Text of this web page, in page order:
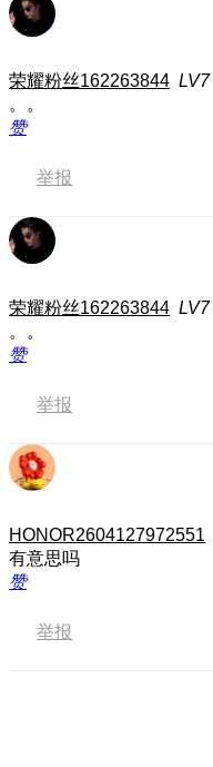
荣耀粉丝162263844 LV7
。。
赞
举报
荣耀粉丝162263844 LV7
。。
赞
举报
HONOR2604127972551
有意思吗
赞
举报